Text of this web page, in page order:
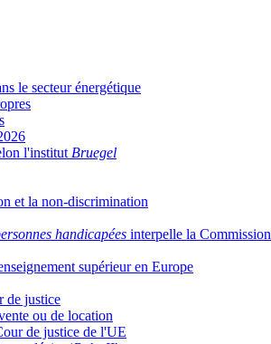
le secteur énergétique
l'institut Bruegel
et la non-discrimination
handicapées interpelle la Commission
supérieur en Europe
de justice
ou de location
de justice de l'UE